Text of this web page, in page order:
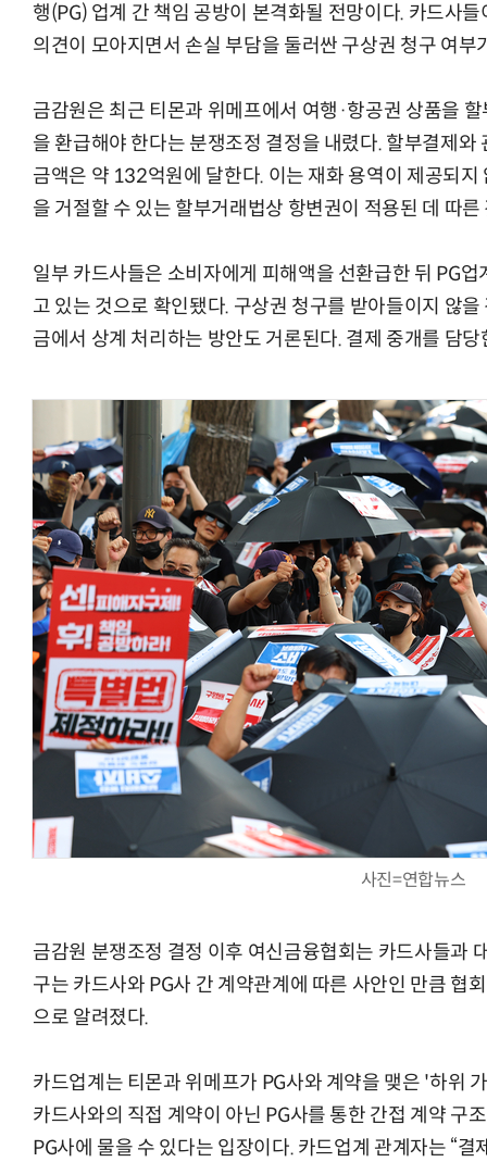
행(PG) 업계 간 책임 공방이 본격화될 전망이다. 카드사
의견이 모아지면서 손실 부담을 둘러싼 구상권 청구 여부
금감원은 최근 티몬과 위메프에서 여행·항공권 상품을
을 환급해야 한다는 분쟁조정 결정을 내렸다. 할부결제
금액은 약 132억원에 달한다. 이는 재화 용역이 제공되
을 거절할 수 있는 할부거래법상 항변권이 적용된 데 따른
일부 카드사들은 소비자에게 피해액을 선환급한 뒤 PG
고 있는 것으로 확인됐다. 구상권 청구를 받아들이지 않
금에서 상계 처리하는 방안도 거론된다. 결제 중개를 담
사진=연합뉴스
금감원 분쟁조정 결정 이후 여신금융협회는 카드사들과
구는 카드사와 PG사 간 계약관계에 따른 사안인 만큼 협
으로 알려졌다.
카드업계는 티몬과 위메프가 PG사와 계약을 맺은 '하위
카드사와의 직접 계약이 아닌 PG사를 통한 간접 계약 구
PG사에 물을 수 있다는 입장이다. 카드업계 관계자는 “
AI Native Enterprise를 지원하는 AI Ready Data